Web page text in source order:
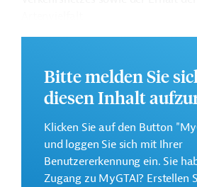
Weitere Informationen zu dem
finden Sie auf derWebseite der
bereitsteht.
GTAI informiert über die W
Schwerpunkte, Regularien und
Bitte melden Sie
diesen Inhalt
Klicken Sie auf den Button
und loggen Sie sich mit Ihrer
Benutzererkennung ein. Sie
Zugang zu MyGTAI? Erstellen